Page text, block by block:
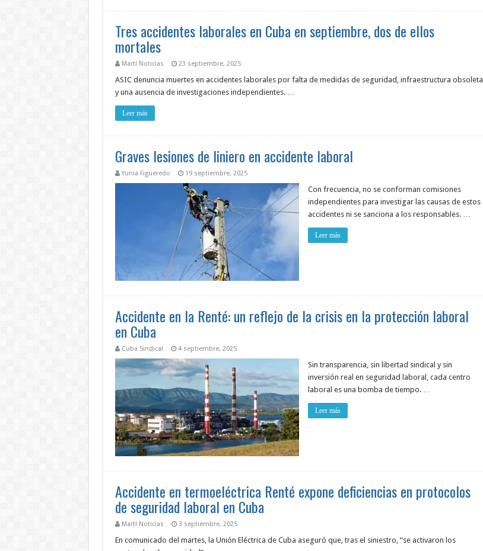
Tres accidentes laborales en Cuba en septiembre, dos de ellos
mortales
Martí Noticias 23 septiembre, 2025
ASIC denuncia muertes en accidentes laborales por falta de medidas de seguridad, infraestructura obsoleta
y una ausencia de investigaciones independientes. …
Leer más
Graves lesiones de liniero en accidente laboral
Yunia Figueredo 19 septiembre, 2025
Con frecuencia, no se conforman comisiones
independientes para investigar las causas de estos
accidentes ni se sanciona a los responsables. …
Leer más
Accidente en la Renté: un reflejo de la crisis en la protección laboral
en Cuba
Cuba Sindical 4 septiembre, 2025
Sin transparencia, sin libertad sindical y sin
inversión real en seguridad laboral, cada centro
laboral es una bomba de tiempo. …
Leer más
Accidente en termoeléctrica Renté expone deficiencias en protocolos
de seguridad laboral en Cuba
Martí Noticias 3 septiembre, 2025
En comunicado del martes, la Unión Eléctrica de Cuba aseguró que, tras el siniestro, “se activaron los